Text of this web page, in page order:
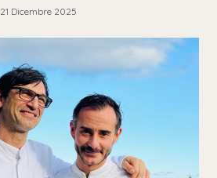
21 Dicembre 2025